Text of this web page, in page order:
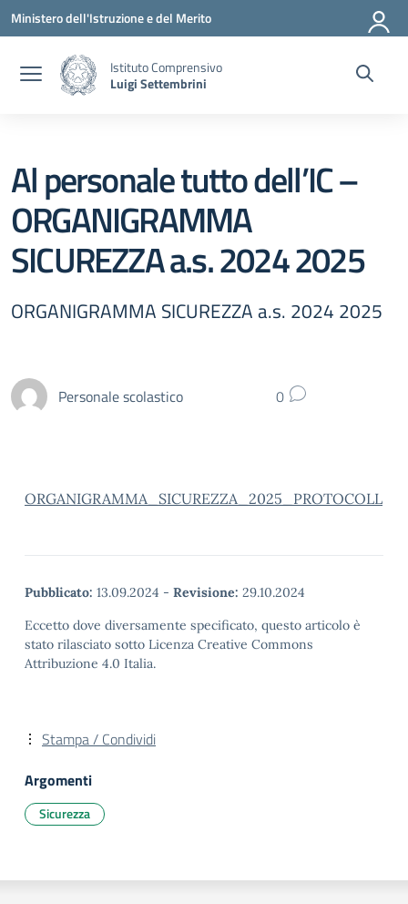
Vai ai contenuti
Vai al menu di navigazione
Vai al footer
Ministero dell'Istruzione e del Merito
Istituto Comprensivo
Luigi Settembrini
Al personale tutto dell’IC –
ORGANIGRAMMA
SICUREZZA a.s. 2024 2025
ORGANIGRAMMA SICUREZZA a.s. 2024 2025
Personale scolastico 0
ORGANIGRAMMA_SICUREZZA_2025_PROTOCOLL
Pubblicato: 13.09.2024 - Revisione: 29.10.2024
Eccetto dove diversamente specificato, questo articolo è
stato rilasciato sotto Licenza Creative Commons
Attribuzione 4.0 Italia.
Stampa / Condividi
Argomenti
Sicurezza